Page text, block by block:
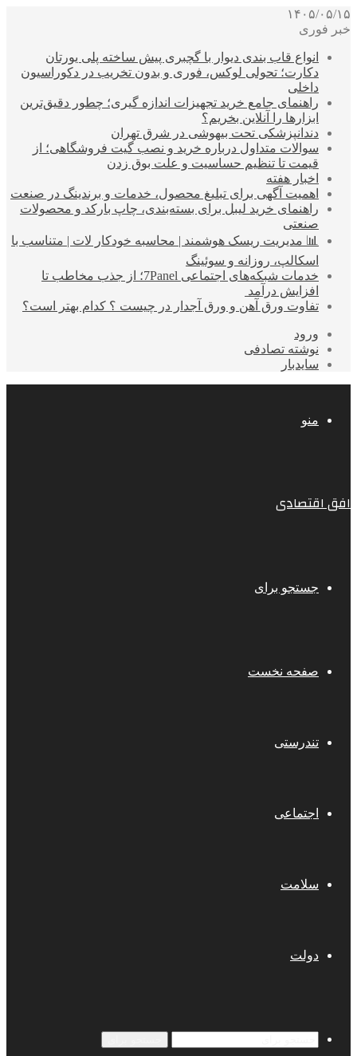
۱۴۰۵/۰۵/۱۵
خبر فوری
انواع قاب بندی دیوار با گچبری پیش ساخته پلی یورتان
دکارت؛ تحولی لوکس، فوری و بدون تخریب در دکوراسیون
داخلی
راهنمای جامع خرید تجهیزات اندازه گیری؛ چطور دقیق‌ترین
ابزارها را آنلاین بخریم؟
دندانپزشکی تحت بیهوشی در شرق تهران
سوالات متداول درباره خرید و نصب گیت فروشگاهی؛ از
قیمت تا تنظیم حساسیت و علت بوق زدن
اخبار هفته
اهمیت آگهی برای تبلیغ محصول، خدمات و برندینگ در صنعت
راهنمای خرید لیبل برای بسته‌بندی، چاپ بارکد و محصولات
صنعتی
📊 مدیریت ریسک هوشمند | محاسبه خودکار لات | متناسب با
اسکالپ، روزانه و سوئینگ
خدمات شبکه‌های اجتماعی 7Panel؛ از جذب مخاطب تا
افزایش درآمد
تفاوت ورق آهن و ورق آجدار در چیست ؟ کدام بهتر است؟
ورود
نوشته تصادفی
سایدبار
منو
افق اقتصادی
جستجو برای
صفحه نخست
تندرستی
اجتماعی
سلامت
دولت